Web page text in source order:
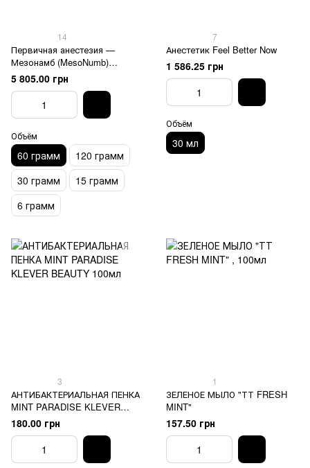
14
Первичная анестезия —
Мезонамб (MesoNumb)
60грамм
5 805.00 грн
Объём
60 грамм
120 грамм
30 грамм
15 грамм
6 грамм
7
Анестетик Feel Better Now
1 586.25 грн
Объём
30 мл
3
АНТИБАКТЕРИАЛЬНАЯ ПЕНКА
MINT PARADISE KLEVER
BEAUTY 100мл
180.00 грн
1
ЗЕЛЕНОЕ МЫЛО "ТТ FRESH
MINT"
157.50 грн